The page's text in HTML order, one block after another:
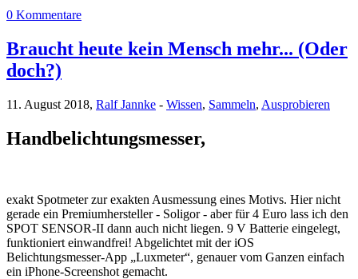
0 Kommentare
Braucht heute kein Mensch mehr... (Oder
doch?)
11. August 2018, Ralf Jannke - Wissen, Sammeln, Ausprobieren
Handbelichtungsmesser,
exakt Spotmeter zur exakten Ausmessung eines Motivs. Hier nicht
gerade ein Premiumhersteller - Soligor - aber für 4 Euro lass ich den
SPOT SENSOR-II dann auch nicht liegen. 9 V Batterie eingelegt,
funktioniert einwandfrei! Abgelichtet mit der iOS
Belichtungsmesser-App „Luxmeter“, genauer vom Ganzen einfach
ein iPhone-Screenshot gemacht.